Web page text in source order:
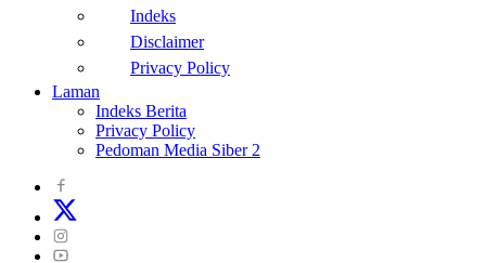
Indeks
Disclaimer
Privacy Policy
Laman
Indeks Berita
Privacy Policy
Pedoman Media Siber 2